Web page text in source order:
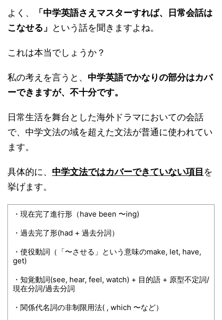
よく、
「中学英語さえマスターすれば、日常会話は
こなせる」
という話を聞きますよね。
これは本当でしょうか？
私の考えを言うと、 中学英語でかなりの部分はカバ
ーできますが、不十分です。
日常生活を舞台とした海外ドラマにおいての会話
で、中学文法の域を超えた文法が普通に使われてい
ます。
具体的に、 中学文法ではカバーできていない項目 を
挙げます。
・現在完了進行形（have been 〜ing)
・過去完了形(had + 過去分詞）
・使役動詞（「〜させる」という意味のmake, let, have,
get)
・知覚動詞(see, hear, feel, watch) + 目的語 + 原型不定詞/
現在分詞/過去分詞
・関係代名詞の非制限用法( , which 〜など）